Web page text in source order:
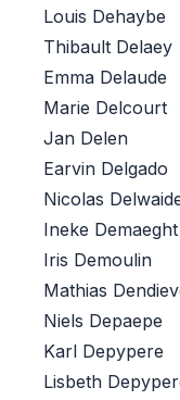
Louis Dehaybe
Thibault Delaey
Emma Delaude
Marie Delcourt
Jan Delen
Earvin Delgado
Nicolas
Ineke Demaeght
Iris Demoulin
Mathias
Niels Depaepe
Karl Depypere
Lisbeth